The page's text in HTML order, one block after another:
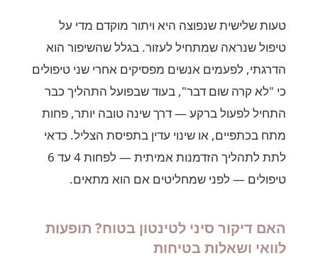
טעות שלישית שנפוצה היא ויתור מוקדם מדי על
טיפול שנראה שמתחיל לעזור. בגלל שהשיפור הוא
הדרגתי, לפעמים אנשים מפסיקים אחרי שני טיפולים
כי "לא קרה שום דבר", בעוד שבפועל התהליך כבר
התחיל לפעול ברקע — דרך שינה טובה יותר, פחות
מתח בכתפיים, או שינוי עדין בתפיסת הצליל. כדאי
לתת לתהליך הזדמנות אמיתית — לפחות 4 עד 6
טיפולים — לפני שמחליטים אם הוא מתאים.
האם דיקור סיני לטינטון בטוח? תופעות
לוואי ושאלות בטיחות